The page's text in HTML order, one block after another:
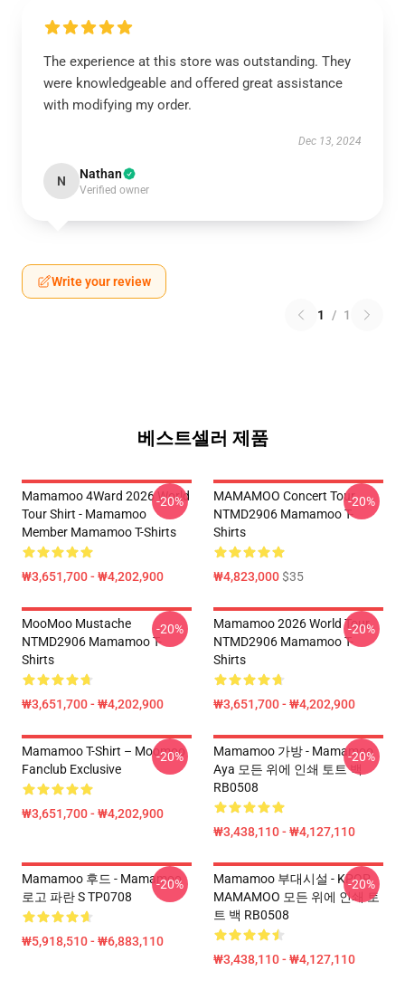
The experience at this store was outstanding. They
were knowledgeable and offered great assistance
with modifying my order.
Dec 13, 2024
N Nathan
Verified owner
Write your review
1 / 1
베스트셀러 제품
Mamamoo 4Ward 2026 World
Tour Shirt - Mamamoo
Member Mamamoo T-Shirts
₩3,651,700 - ₩4,202,900
-20%
MAMAMOO Concert Tour
NTMD2906 Mamamoo T-
Shirts
₩4,823,000$35
-20%
MooMoo Mustache
NTMD2906 Mamamoo T-
Shirts
₩3,651,700 - ₩4,202,900
-20%
Mamamoo 2026 World Tour
NTMD2906 Mamamoo T-
Shirts
₩3,651,700 - ₩4,202,900
-20%
Mamamoo T-Shirt – Moomoo
Fanclub Exclusive
₩3,651,700 - ₩4,202,900
-20%
Mamamoo 가방 - Mamamoo
Aya 모든 위에 인쇄 토트 백
RB0508
₩3,438,110 - ₩4,127,110
-20%
Mamamoo 후드 - Mamamoo
로고 파란 S TP0708
₩5,918,510 - ₩6,883,110
-20%
Mamamoo 부대시설 - KPOP
MAMAMOO 모든 위에 인쇄 토
트 백 RB0508
₩3,438,110 - ₩4,127,110
-20%